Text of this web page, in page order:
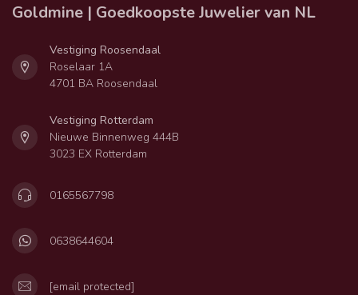
Goldmine | Goedkoopste Juwelier van NL
Vestiging Roosendaal
Roselaar 1A
4701 BA Roosendaal
Vestiging Rotterdam
Nieuwe Binnenweg 444B
3023 EX Rotterdam
0165567798
0638644604
[email protected]